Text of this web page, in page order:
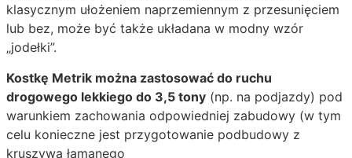
klasycznym ułożeniem naprzemiennym z przesunięciem
lub bez, może być także układana w modny wzór
„jodełki”.
Kostkę Metrik można zastosować do ruchu
drogowego lekkiego do 3,5 tony (np. na podjazdy) pod
warunkiem zachowania odpowiedniej zabudowy (w tym
celu konieczne jest przygotowanie podbudowy z
kruszywa łamanego